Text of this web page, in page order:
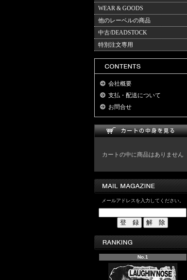
WEAR & GOODS
他のレーベルの商品
中古/DEADSTOCK
特別注文専用
会社概要
支払・配送について
お問合せ
カートの中に商品はありません
メールアドレスを入力してください。
No.1